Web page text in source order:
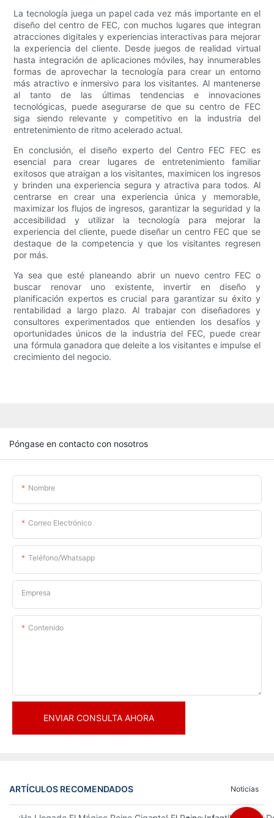
La tecnología juega un papel cada vez más importante en el
diseño del centro de FEC, con muchos lugares que integran
atracciones digitales y experiencias interactivas para mejorar
la experiencia del cliente. Desde juegos de realidad virtual
hasta integración de aplicaciones móviles, hay innumerables
formas de aprovechar la tecnología para crear un entorno
más atractivo e inmersivo para los visitantes. Al mantenerse
al tanto de las últimas tendencias e innovaciones
tecnológicas, puede asegurarse de que su centro de FEC
siga siendo relevante y competitivo en la industria del
entretenimiento de ritmo acelerado actual.
En conclusión, el diseño experto del Centro FEC FEC es
esencial para crear lugares de entretenimiento familiar
exitosos que atraigan a los visitantes, maximicen los ingresos
y brinden una experiencia segura y atractiva para todos. Al
centrarse en crear una experiencia única y memorable,
maximizar los flujos de ingresos, garantizar la seguridad y la
accesibilidad y utilizar la tecnología para mejorar la
experiencia del cliente, puede diseñar un centro FEC que se
destaque de la competencia y que los visitantes regresen
por más.
Ya sea que esté planeando abrir un nuevo centro FEC o
buscar renovar uno existente, invertir en diseño y
planificación expertos es crucial para garantizar su éxito y
rentabilidad a largo plazo. Al trabajar con diseñadores y
consultores experimentados que entienden los desafíos y
oportunidades únicos de la industria del FEC, puede crear
una fórmula ganadora que deleite a los visitantes e impulse el
crecimiento del negocio.
Póngase en contacto con nosotros
Nombre
Correo Electrónico
Teléfono/whatsapp
Empresa
Contenido
ENVIAR CONSULTA AHORA
ARTÍCULOS RECOMENDADOS Noticias